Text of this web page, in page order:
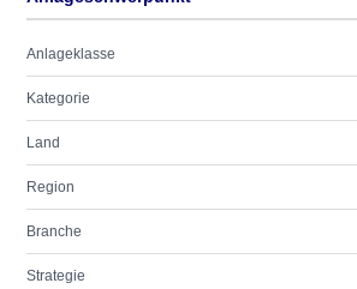
Anlageklasse
Kategorie
Land
Region
Branche
Strategie